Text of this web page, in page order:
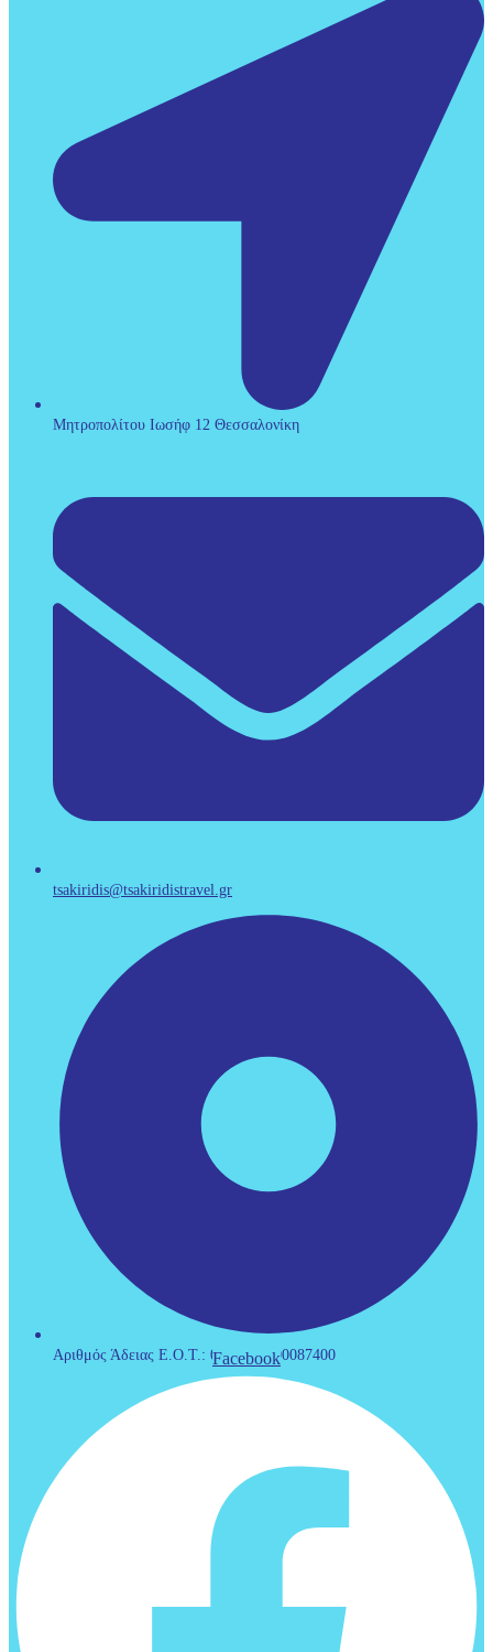
Μητροπολίτου Ιωσήφ 12 Θεσσαλονίκη
tsakiridis@tsakiridistravel.gr
Αριθμός Άδειας Ε.Ο.Τ.: 0933Ε60000087400
Facebook